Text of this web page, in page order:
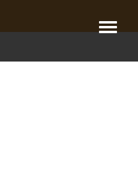
Menu